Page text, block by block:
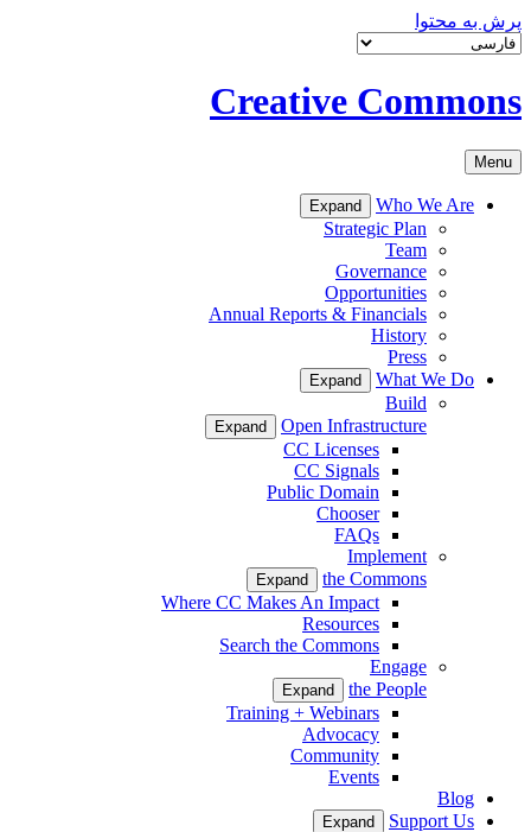
پرش به محتوا
Creative Commons
Menu
Who We Are
Expand
Strategic Plan
Team
Governance
Opportunities
Annual Reports & Financials
History
Press
What We Do
Expand
Build
Open Infrastructure
Expand
CC Licenses
CC Signals
Public Domain
Chooser
FAQs
Implement
the Commons
Expand
Where CC Makes An Impact
Resources
Search the Commons
Engage
the People
Expand
Training + Webinars
Advocacy
Community
Events
Blog
Support Us
Expand